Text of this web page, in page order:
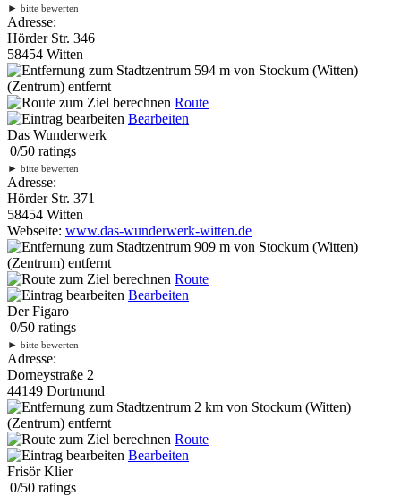
► bitte bewerten
Adresse:
Hörder Str. 346
58454 Witten
594 m von Stockum (Witten)
(Zentrum) entfernt
Route
Bearbeiten
Das Wunderwerk
0/50 ratings
► bitte bewerten
Adresse:
Hörder Str. 371
58454 Witten
Webseite: www.das-wunderwerk-witten.de
909 m von Stockum (Witten)
(Zentrum) entfernt
Route
Bearbeiten
Der Figaro
0/50 ratings
► bitte bewerten
Adresse:
Dorneystraße 2
44149 Dortmund
2 km von Stockum (Witten)
(Zentrum) entfernt
Route
Bearbeiten
Frisör Klier
0/50 ratings